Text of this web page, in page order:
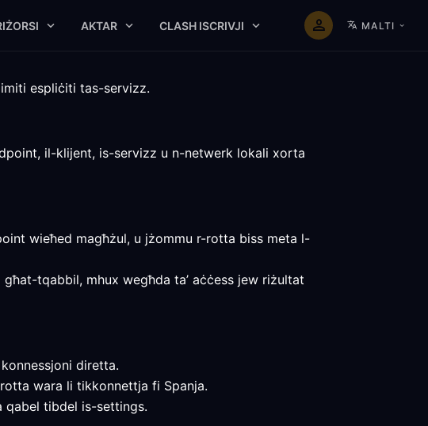
AKTAR CLASH ISCRIVJI MALTI
espliċiti tas-servizz.
il-klijent, is-servizz u n-netwerk lokali xorta
wieħed magħżul, u jżommu r-rotta biss meta l-
tqabbil, mhux wegħda ta’ aċċess jew riżultat
diretta.
wara li tikkonnettja fi Spanja.
qabel tibdel is-settings.